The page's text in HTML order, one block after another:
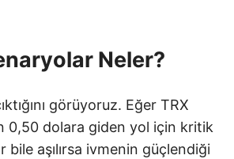
Neler?
görüyoruz. Eğer TRX
0,50 dolara giden yol için kritik
bile aşılırsa ivmenin güçlendiği